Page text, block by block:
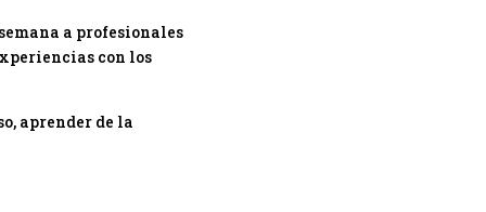
a profesionales
con los
aprender de la